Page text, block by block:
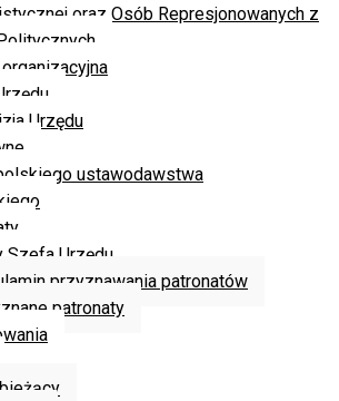
oraz Osób Represjonowanych z
Urzędu
ustawodawstwa
Szefa Urzędu
przyznawania patronatów
patronaty